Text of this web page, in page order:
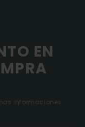
EN
informaciones